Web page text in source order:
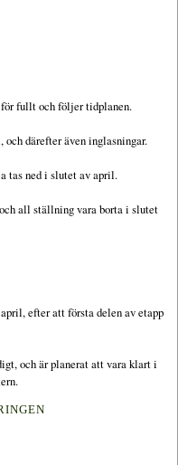
för fullt och följer tidplanen.
därefter även inglasningar.
tas ned i slutet av april.
all ställning vara borta i slutet
efter att första delen av etapp
och är planerat att vara klart i